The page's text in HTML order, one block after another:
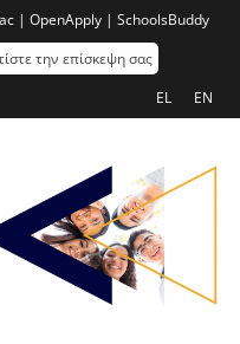
| OpenApply | SchoolsBuddy
την επίσκεψη σας
EL
EN